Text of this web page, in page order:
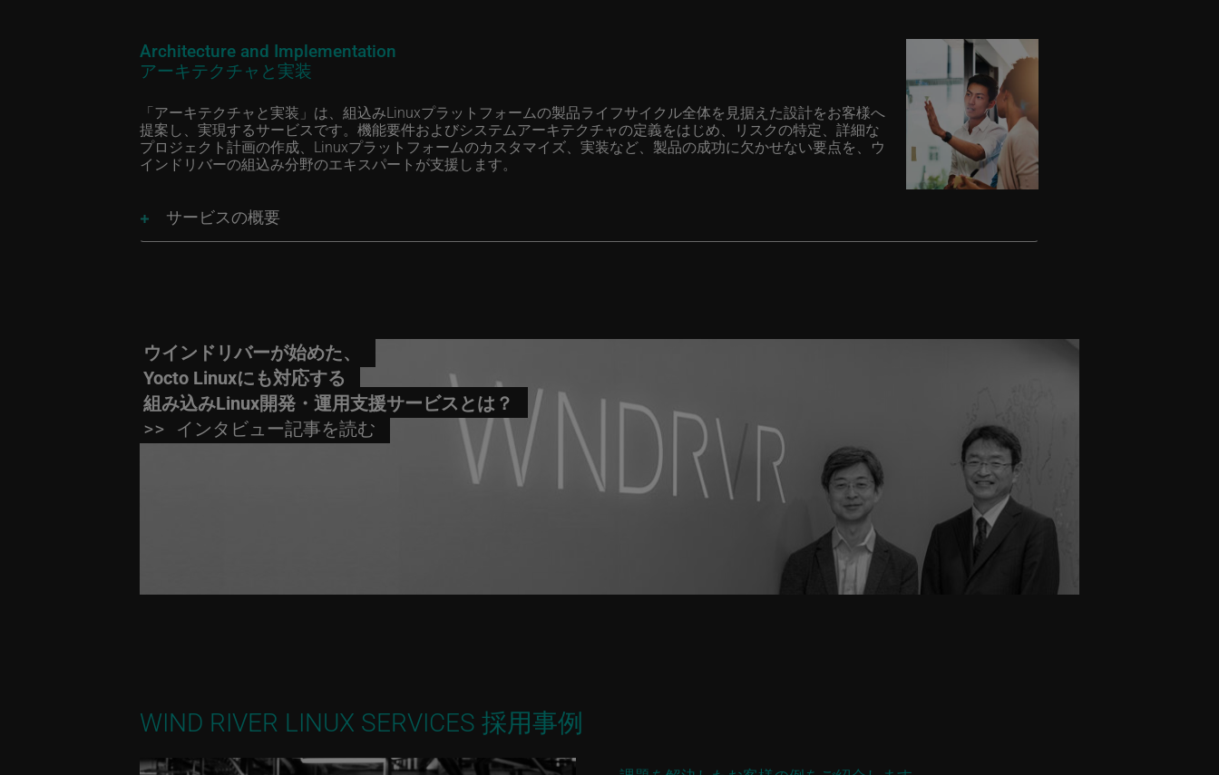
Architecture and Implementation
アーキテクチャと実装
「アーキテクチャと実装」は、組込みLinuxプラットフォームの製品ライフサイクル全体を見据えた設計をお客様へ
提案し、実現するサービスです。機能要件およびシステムアーキテクチャの定義をはじめ、リスクの特定、詳細な
プロジェクト計画の作成、Linuxプラットフォームのカスタマイズ、実装など、製品の成功に欠かせない要点を、ウ
インドリバーの組込み分野のエキスパートが支援します。
サービスの概要
ウインドリバーが始めた、
Yocto Linuxにも対応する
組み込みLinux開発・運用支援サービスとは？
>> インタビュー記事を読む
WIND RIVER LINUX SERVICES 採用事例